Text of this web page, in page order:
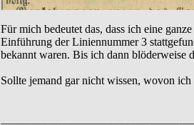
Für mich bedeutet das, dass ich eine
Einführung der Liniennummer 3
bekannt waren. Bis ich dann blöderweise
Sollte jemand gar nicht wissen, wovon ich